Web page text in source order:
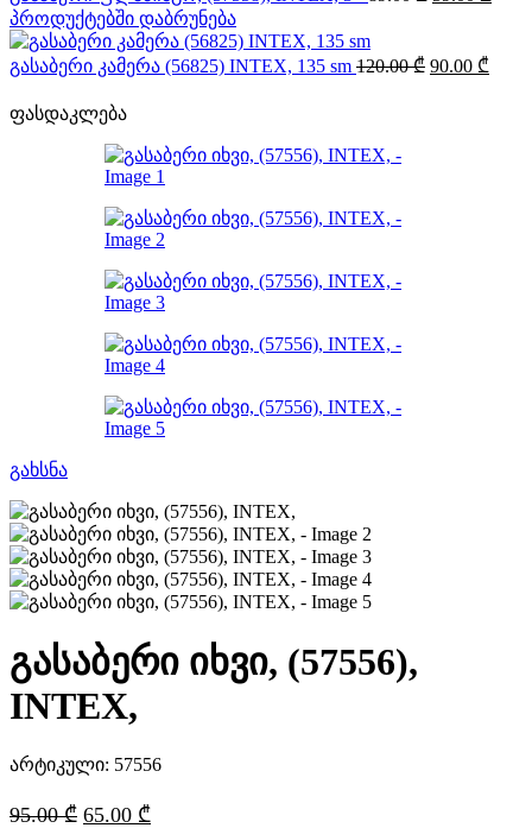
89.00 ₾.
პროდუქტებში დაბრუნება
გასაბერი კამერა (56825) INTEX, 135 sm 120.00₾ Original
90.00 ₾
ფასდაკლება
გახსნა
გასაბერი იხვი, (57556),
INTEX,
არტიკული: 57556
95.00₾ Original
65.00 ₾Current